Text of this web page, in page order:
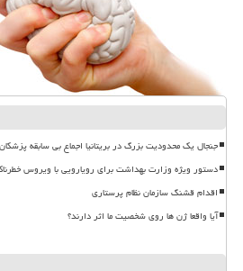
جنجال یک محدودیت بزرگ در بریتانیا اجماع بی سابقه پزشکان
دستور ویژه وزارت بهداشت برای رویارویی با ویروس
اقدام قشنگ سازمان نظام پرستاری
آیا واقعا ژن ها روی شخصیت ما اثر دارند؟